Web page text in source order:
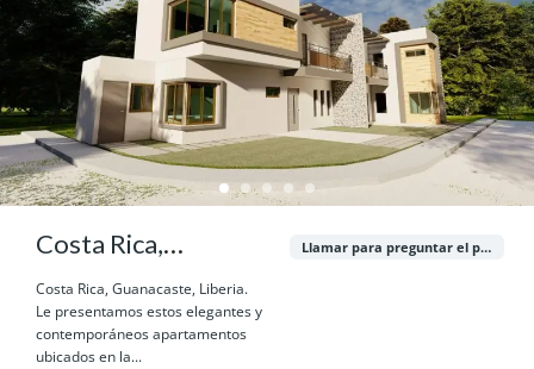
Costa Rica,
Guanacaste, Liberia.
Costa Rica, Guanacaste, Liberia.
Le presentamos estos elegantes y
contemporáneos apartamentos
ubicados en la...
Llamar para preguntar el precio